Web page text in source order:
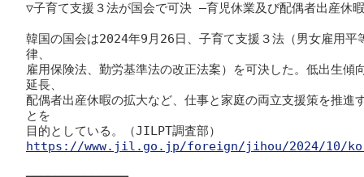
▽子育て支援３法が国会で可決 ―育児休業及び配偶者出産休
韓国の国会は2024年9月26日、子育て支援３法（男女雇用平
律、
雇用保険法、勤労基準法の改正法案）を可決した。低出生傾
延長、
配偶者出産休暇の拡大など、仕事と家庭の両立支援策を推進
とを
https://www.jil.go.jp/foreign/jihou/2024/10/